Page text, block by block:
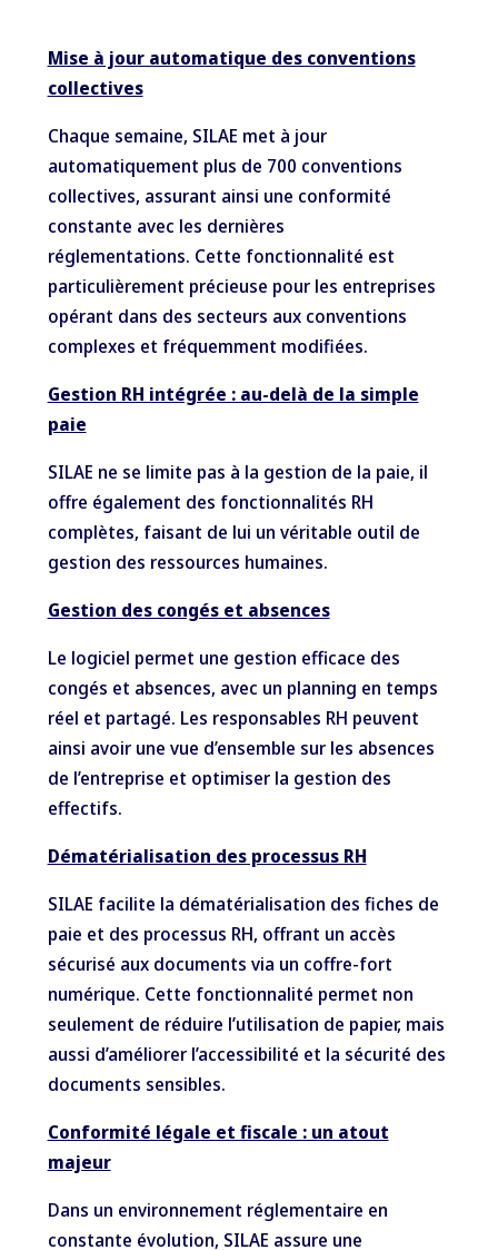
Mise à jour automatique des conventions
collectives
Chaque semaine, SILAE met à jour
automatiquement plus de 700 conventions
collectives, assurant ainsi une conformité
constante avec les dernières
réglementations. Cette fonctionnalité est
particulièrement précieuse pour les entreprises
opérant dans des secteurs aux conventions
complexes et fréquemment modifiées.
Gestion RH intégrée : au-delà de la simple
paie
SILAE ne se limite pas à la gestion de la paie, il
offre également des fonctionnalités RH
complètes, faisant de lui un véritable outil de
gestion des ressources humaines.
Gestion des congés et absences
Le logiciel permet une gestion efficace des
congés et absences, avec un planning en temps
réel et partagé. Les responsables RH peuvent
ainsi avoir une vue d’ensemble sur les absences
de l’entreprise et optimiser la gestion des
effectifs.
Dématérialisation des processus RH
SILAE facilite la dématérialisation des fiches de
paie et des processus RH, offrant un accès
sécurisé aux documents via un coffre-fort
numérique. Cette fonctionnalité permet non
seulement de réduire l’utilisation de papier, mais
aussi d’améliorer l’accessibilité et la sécurité des
documents sensibles.
Conformité légale et fiscale : un atout
majeur
Dans un environnement réglementaire en
constante évolution, SILAE assure une